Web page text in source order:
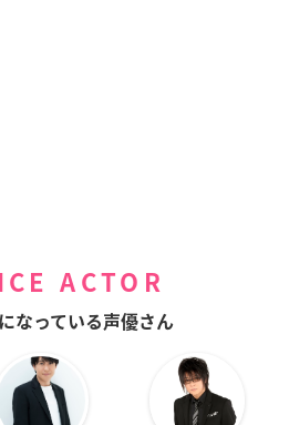
ACTOR
なっている声優さん